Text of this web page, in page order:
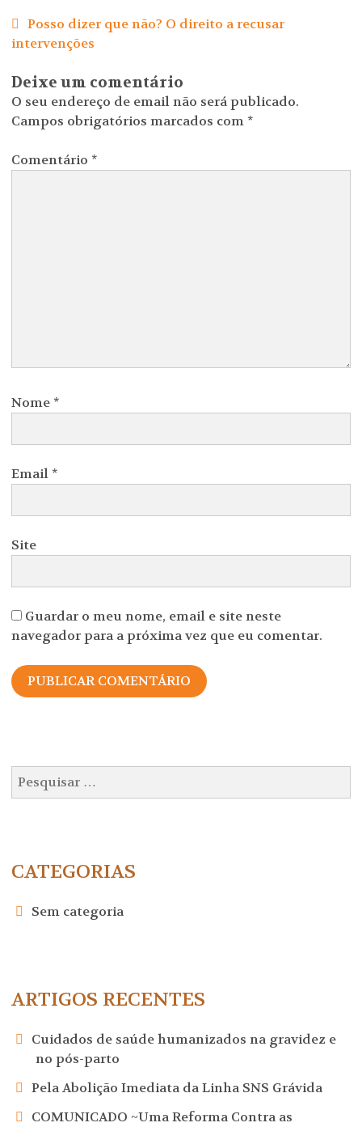
de
artigos
Posso dizer que não? O direito a recusar
intervenções
Deixe um comentário
O seu endereço de email não será publicado.
Campos obrigatórios marcados com *
Comentário *
Nome *
Email *
Site
Guardar o meu nome, email e site neste
navegador para a próxima vez que eu comentar.
Pesquisar
por:
CATEGORIAS
Sem categoria
ARTIGOS RECENTES
Cuidados de saúde humanizados na gravidez e
no pós-parto
Pela Abolição Imediata da Linha SNS Grávida
COMUNICADO ~Uma Reforma Contra as